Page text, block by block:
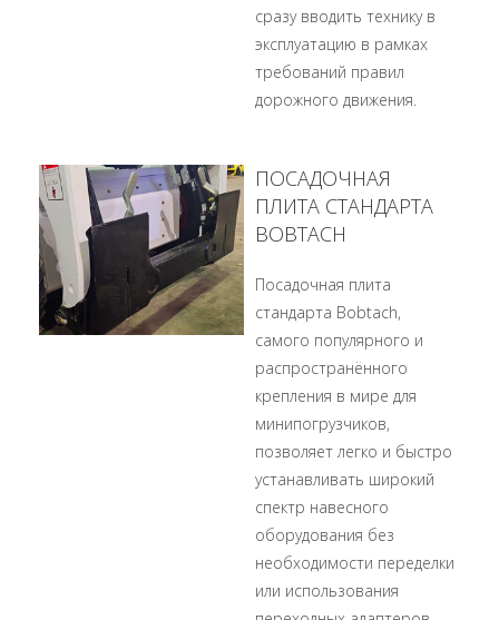
сразу вводить технику в
эксплуатацию в рамках
требований правил
дорожного движения.
ПОСАДОЧНАЯ
ПЛИТА СТАНДАРТА
BOBTACH
Посадочная плита
стандарта Bobtach,
самого популярного и
распространённого
крепления в мире для
минипогрузчиков,
позволяет легко и быстро
устанавливать широкий
спектр навесного
оборудования без
необходимости переделки
или использования